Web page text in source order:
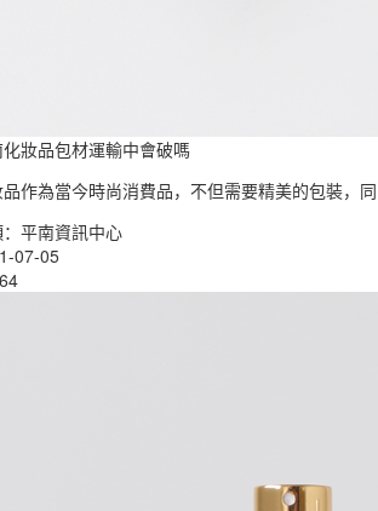
妝品包材運輸中會破嗎
作為當今時尚消費品，不但需要精美的包裝，
平南資訊中心
07-05